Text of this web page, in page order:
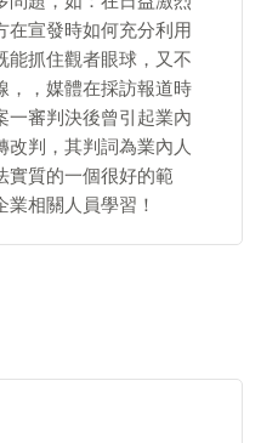
在宣發時如何充分利用
能抓住觀者眼球，又不
，，媒體在採訪報道時
一審判決後曾引起業內
改判，其判詞為業內人
實質的一個很好的範
相關人員學習！